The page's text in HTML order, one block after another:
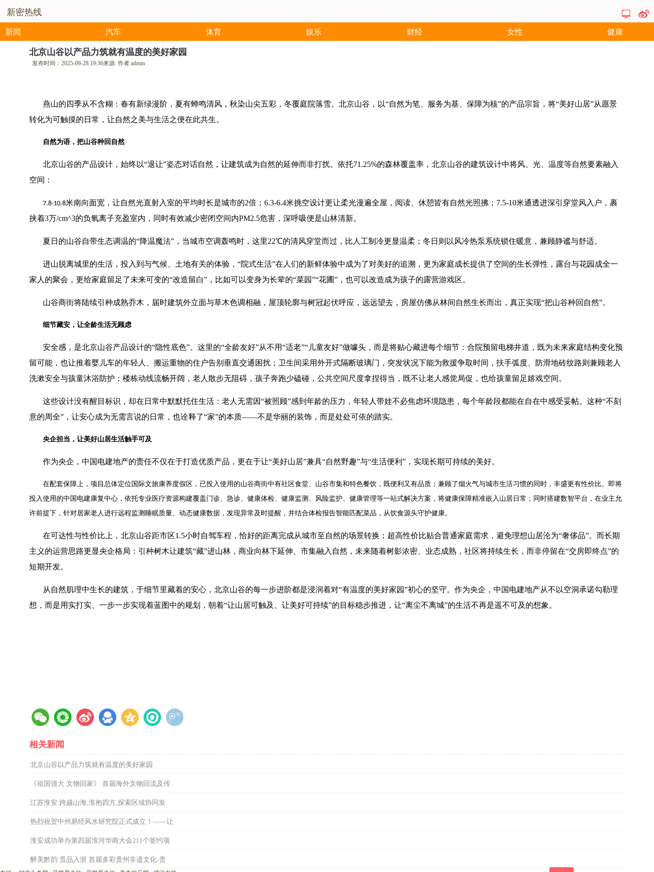
新密热线
新闻 汽车 体育 娱乐 财经 女性 健康
北京山谷以产品力筑就有温度的美好家园
发布时间：2025-09-28 19:36来源: 作者:admin
燕山的四季从不含糊：春有新绿漫阶，夏有蝉鸣清风，秋染山尖五彩，冬覆庭院落雪。北京山谷，以“自然为笔、服务为基、保障为核”的产品宗旨，将“美好山居”从愿景
转化为可触摸的日常，让自然之美与生活之便在此共生。
自然为语，把山谷种回自然
北京山谷的产品设计，始终以“退让”姿态对话自然，让建筑成为自然的延伸而非打扰。依托71.25%的森林覆盖率，北京山谷的建筑设计中将风、光、温度等自然要素融入
空间：
7.8-10.8米南向面宽，让自然光直射入室的平均时长是城市的2倍；6.3-6.4米挑空设计更让柔光漫遍全屋，阅读、休憩皆有自然光照拂； 7.5-10米通透进深引穿堂风入户，裹
挟着3万/cm^3的负氧离子充盈室内，同时有效减少密闭空间内PM2.5危害，深呼吸便是山林清新。
夏日的山谷自带生态调温的“降温魔法” ，当城市空调轰鸣时，这里22℃的清风穿堂而过，比人工制冷更显温柔；冬日则以风冷热泵系统锁住暖意，兼顾静谧与舒适。
进山脱离城里的生活，投入到与气候、土地有关的体验，“院式生活”在人们的新鲜体验中成为了对美好的追溯，更为家庭成长提供了空间的生长弹性，露台与花园成全一
家人的聚会，更给家庭留足了未来可变的“改造留白” ，比如可以变身为长辈的“菜园”“花圃” ，也可以改造成为孩子的露营游戏区。
山谷商街将陆续引种成熟乔木，届时建筑外立面与草木色调相融，屋顶轮廓与树冠起伏呼应，远远望去，房屋仿佛从林间自然生长而出，真正实现“把山谷种回自然”。
细节藏安，让全龄生活无顾虑
安全感，是北京山谷产品设计的“隐性底色”。这里的“全龄友好”从不用“适老”“ 儿童友好”做噱头，而是将贴心藏进每个细节：合院预留电梯井道，既为未来家庭结构变化预
留可能，也让推着婴儿车的年轻人、搬运重物的住户告别垂直交通困扰；卫生间采用外开式隔断玻璃门，突发状况下能为救援争取时间，扶手弧度、防滑地砖纹路则兼顾老人
洗漱安全与孩童沐浴防护；楼栋动线流畅开阔，老人散步无阻碍，孩子奔跑少磕碰，公共空间尺度拿捏得当，既不让老人感觉局促，也给孩童留足嬉戏空间。
这些设计没有醒目标识，却在日常中默默托住生活：老人无需因“被照顾”感到年龄的压力，年轻人带娃不必焦虑环境隐患，每个年龄段都能在自在中感受妥帖。这种“不刻
意的周全” ，让安心成为无需言说的日常，也诠释了“家”的本质——不是华丽的装饰，而是处处可依的踏实。
央企担当，让美好山居生活触手可及
作为央企，中国电建地产的责任不仅在于打造优质产品，更在于让“美好山居”兼具“自然野趣”与“生活便利” ，实现长期可持续的美好。
在配套保障上，项目总体定位国际文旅康养度假区，已投入使用的山谷商街中有社区食堂、山谷市集和特色餐饮，既便利又有品质；兼顾了烟火气与城市生活习惯的同时，丰盛更有性价比。即将
投入使用的中国电建康复中心，依托专业医疗资源构建覆盖门诊、急诊、健康体检、健康监测、风险监护、健康管理等一站式解决方案，将健康保障精准嵌入山居日常；同时搭建数智平台，在业主允
许前提下，针对居家老人进行远程监测睡眠质量、动态健康数据，发现异常及时提醒，并结合体检报告智能匹配菜品，从饮食源头守护健康。
在可达性与性价比上，北京山谷距市区1.5小时自驾车程，恰好的距离完成从城市至自然的场景转换；超高性价比贴合普通家庭需求，避免理想山居沦为“奢侈品”。而长期
主义的运营思路更显央企格局：引种树木让建筑“藏”进山林，商业向林下延伸、市集融入自然，未来随着树影浓密、业态成熟，社区将持续生长，而非停留在“交房即终点”的
短期开发。
从自然肌理中生长的建筑，于细节里藏着的安心，北京山谷的每一步进阶都是浸润着对“有温度的美好家园”初心的坚守。作为央企，中国电建地产从不以空洞承诺勾勒理
想，而是用实打实、一步一步实现着蓝图中的规划，朝着“让山居可触及、让美好可持续”的目标稳步推进，让“离尘不离城”的生活不再是遥不可及的想象。
相关新闻
北京山谷以产品力筑就有温度的美好家园
《祖国强大 文物回家》 首届海外文物回流及传
江苏淮安:跨越山海,淮抱四方,探索区域协同发
热烈祝贺中州易经风水研究院正式成立！——让
淮安成功举办第四届淮河华商大会211个签约项
醉美黔韵 贵品入浙 首届多彩贵州非遗文化-贵